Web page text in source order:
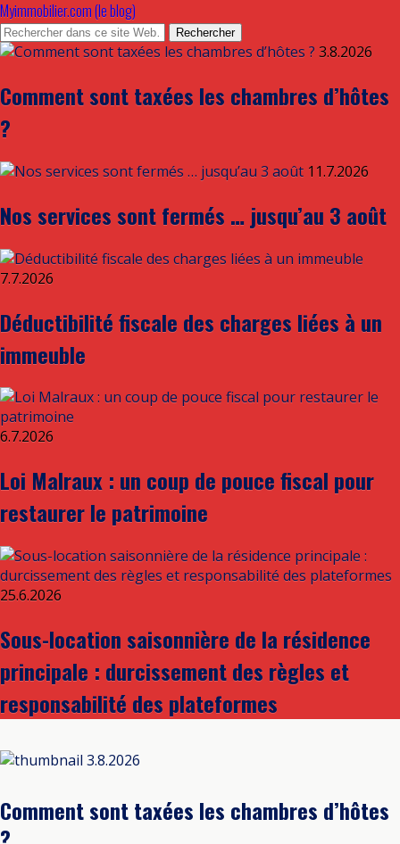
Myimmobilier.com (le blog)
3.8.2026
Comment sont taxées les chambres d’hôtes
?
11.7.2026
Nos services sont fermés … jusqu’au 3 août
7.7.2026
Déductibilité fiscale des charges liées à un
immeuble
6.7.2026
Loi Malraux : un coup de pouce fiscal pour
restaurer le patrimoine
25.6.2026
Sous-location saisonnière de la résidence
principale : durcissement des règles et
responsabilité des plateformes
3.8.2026
Comment sont taxées les chambres d’hôtes